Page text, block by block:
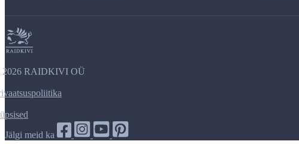
2026 RAIDKIVI OÜ
Jälgi meid ka